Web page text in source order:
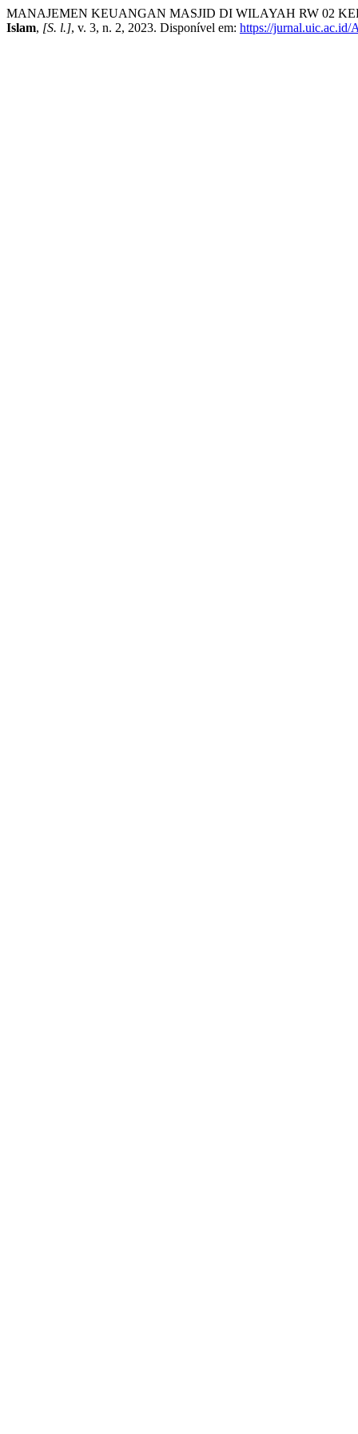
MANAJEMEN KEUANGAN MASJID DI WILAYAH RW 02
Islam, [S. l.], v. 3, n. 2, 2023. Disponível em: https://jurnal.uic.ac.id/